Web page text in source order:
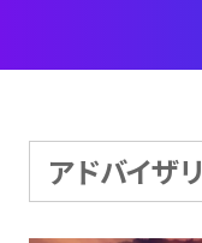
アドバイザ